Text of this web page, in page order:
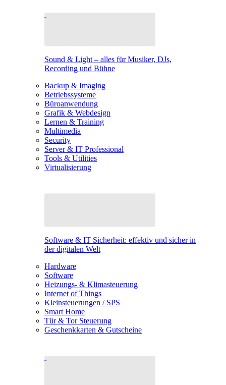
Sound & Light – alles für Musiker, DJs,
Recording und Bühne
Backup & Imaging
Betriebssysteme
Büroanwendung
Grafik & Webdesign
Lernen & Training
Multimedia
Security
Server & IT Professional
Tools & Utilities
Virtualisierung
Software & IT Sicherheit: effektiv und sicher in
der digitalen Welt
Hardware
Software
Heizungs- & Klimasteuerung
Internet of Things
Kleinsteuerungen / SPS
Smart Home
Tür & Tor Steuerung
Geschenkkarten & Gutscheine